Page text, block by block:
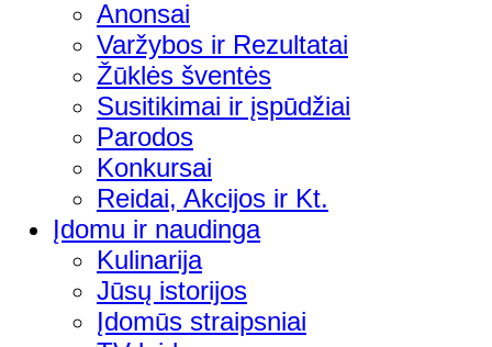
Anonsai
Varžybos ir Rezultatai
Žūklės šventės
Susitikimai ir įspūdžiai
Parodos
Konkursai
Reidai, Akcijos ir Kt.
Įdomu ir naudinga
Kulinarija
Jūsų istorijos
Įdomūs straipsniai